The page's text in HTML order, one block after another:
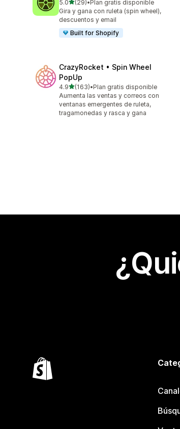
5.0de 5 estrellas
(29)
29 reseñas en total
•Plan gratis disponible
Gira y gana con ruleta (spin wheel),
descuentos y email
Built for Shopify
CrazyRocket • Spin Wheel
PopUp
4.9de 5 estrellas
(163)
163 reseñas en total
•Plan gratis disponible
Aumenta las ventas y correos con
ventanas emergentes de ruleta,
tragamonedas y rasca y gana